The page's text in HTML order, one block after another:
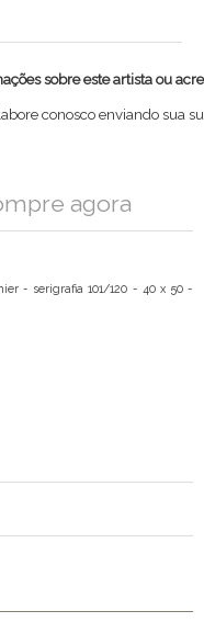
sobre este artista ou
conosco enviando sua
agora
- serigrafia 101/120 - 40 x 50 -